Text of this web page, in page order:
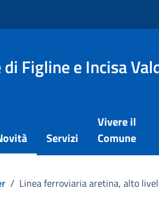
di Figline e Incisa
Servizi
Vivere il
Comune
/ Linea ferroviaria aretina, alto